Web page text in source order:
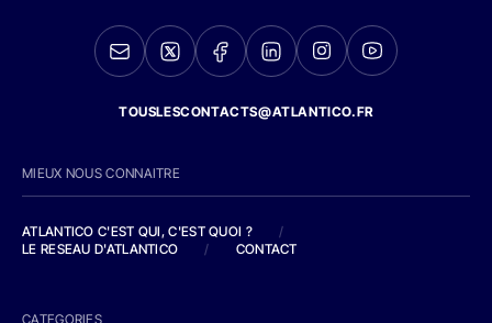
TOUSLESCONTACTS@ATLANTICO.FR
MIEUX NOUS CONNAITRE
ATLANTICO C'EST QUI, C'EST QUOI ?
/
LE RESEAU D'ATLANTICO
/ CONTACT
CATEGORIES